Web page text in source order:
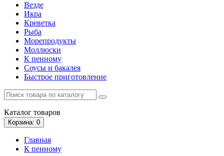
Везде
Икра
Креветка
Рыба
Морепродукты
Моллюски
К пенному
Соусы и бакалея
Быстрое приготовление
Каталог товаров
Корзина: 0
Главная
К пенному